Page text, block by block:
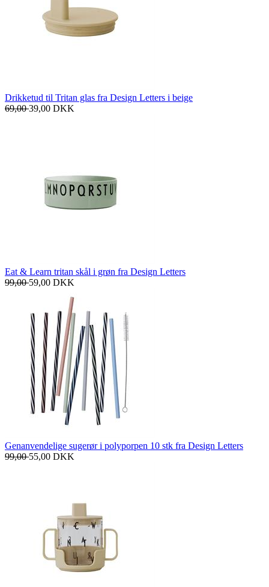
Drikketud til Tritan glas fra Design Letters i beige
69,0039,00 DKK
Eat & Learn tritan skål i grøn fra Design Letters
99,0059,00 DKK
Genanvendelige sugerør i polyporpen 10 stk fra Design Letters
99,0055,00 DKK